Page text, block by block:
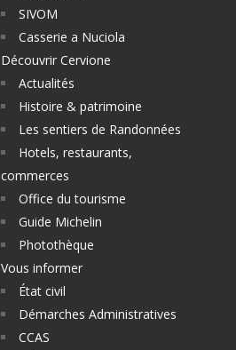
SIVOM
Casserie a Nuciola
Découvrir Cervione
Actualités
Histoire & patrimoine
Les sentiers de Randonnées
Hotels, restaurants,
commerces
Office du tourisme
Guide Michelin
Photothèque
Vous informer
État civil
Démarches Administratives
CCAS